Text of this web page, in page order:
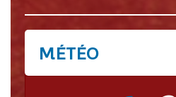
MÉTÉO